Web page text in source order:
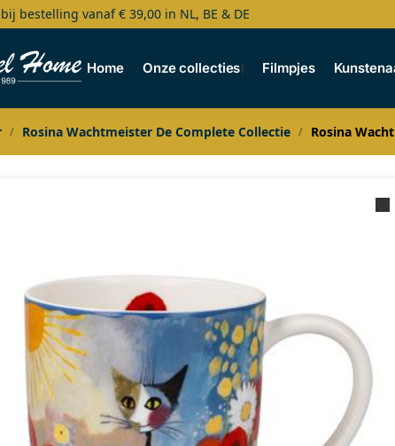
bestelling vanaf € 39,00 in NL, BE & DE
Home Onze collecties Filmpjes
/ Rosina Wachtmeister De Complete Collectie / Rosina